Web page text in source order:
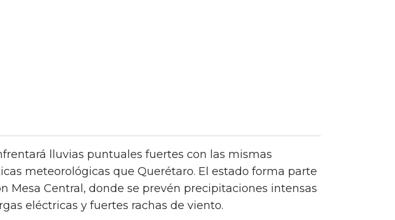
lluvias puntuales fuertes con las mismas
meteorológicas que Querétaro. El estado forma parte
Mesa Central, donde se prevén precipitaciones intensas
eléctricas y fuertes rachas de viento.